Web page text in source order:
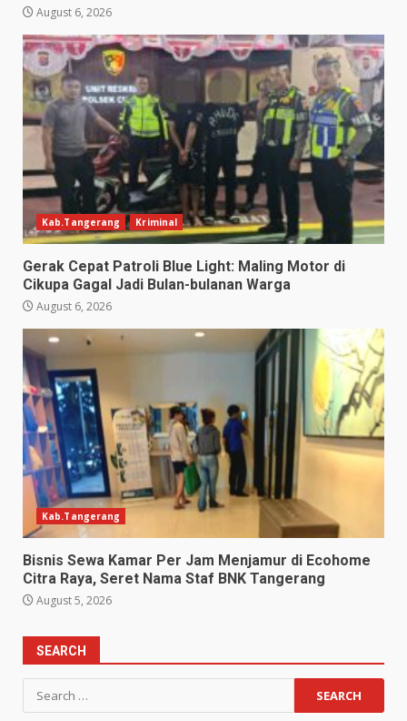
August 6, 2026
Kab.Tangerang Kriminal
Gerak Cepat Patroli Blue Light: Maling Motor di
Cikupa Gagal Jadi Bulan-bulanan Warga
August 6, 2026
Kab.Tangerang
Bisnis Sewa Kamar Per Jam Menjamur di Ecohome
Citra Raya, Seret Nama Staf BNK Tangerang
August 5, 2026
SEARCH
Search
for: